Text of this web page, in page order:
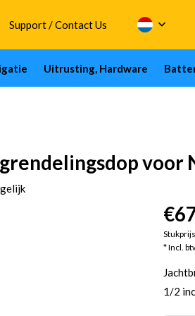
Support / Contact Us
Uitrusting, Hardware
voor
* Incl.
1/2